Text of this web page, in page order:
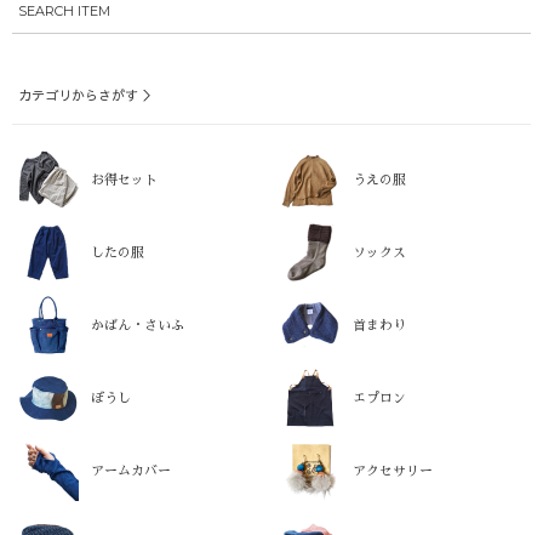
SEARCH ITEM
カテゴリからさがす ＞
お得セット うえの服
したの服 ソックス
かばん・さいふ 首まわり
ぼうし エプロン
アームカバー アクセサリー